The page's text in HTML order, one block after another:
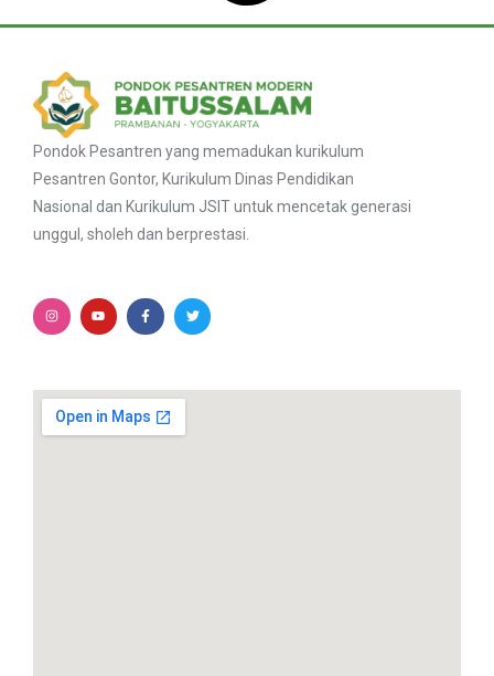
Pondok Pesantren yang memadukan kurikulum
Pesantren Gontor, Kurikulum Dinas Pendidikan
Nasional dan Kurikulum JSIT untuk mencetak generasi
unggul, sholeh dan berprestasi.